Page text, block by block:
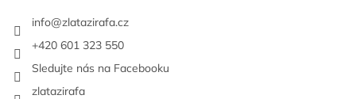
info@zlatazirafa.cz
+420 601 323 550
Sledujte nás na Facebooku
zlatazirafa